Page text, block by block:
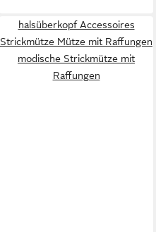
halsüberkopf Accessoires
Strickmütze Mütze mit Raffungen
modische Strickmütze mit
Raffungen